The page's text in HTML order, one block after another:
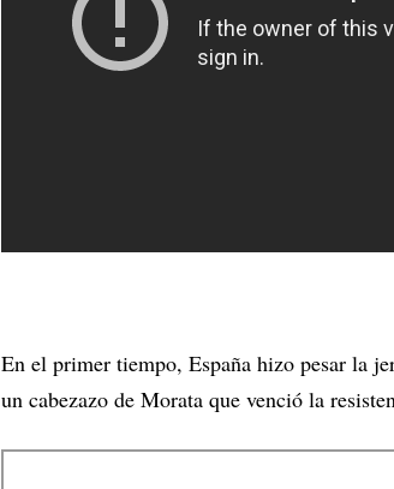
En el primer tiempo, España hizo pesar la
un cabezazo de Morata que venció la